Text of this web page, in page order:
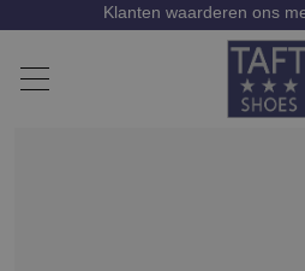
Klanten waarderen ons